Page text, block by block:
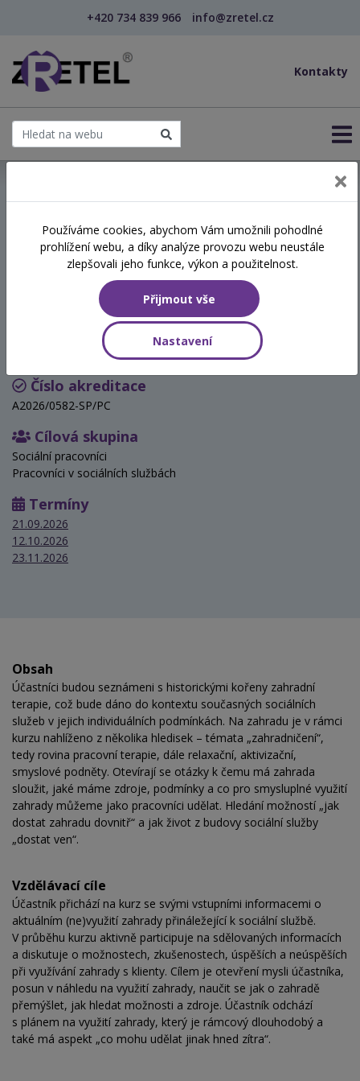
+420 734 839 966 info@zretel.cz
Kontakty
Využití zahrady při práci s
uživateli sociálních služeb
Hodinová dotace
8 vyučovacích hodin
Číslo akreditace
A2026/0582-SP/PC
Cílová skupina
Sociální pracovníci
Pracovníci v sociálních službách
Termíny
21.09.2026
12.10.2026
23.11.2026
Obsah
Účastníci budou seznámeni s historickými kořeny zahradní
terapie, což bude dáno do kontextu současných sociálních
služeb v jejich individuálních podmínkách. Na zahradu je v rámci
kurzu nahlíženo z několika hledisek – témata „zahradničení“,
tedy rovina pracovní terapie, dále relaxační, aktivizační,
smyslové podněty. Otevírají se otázky k čemu má zahrada
sloužit, jaké máme zdroje, podmínky a co pro smysluplné využití
zahrady můžeme jako pracovníci udělat. Hledání možností „jak
dostat zahradu dovnitř“ a jak život z budovy sociální služby
„dostat ven“.
Vzdělávací cíle
Účastník přichází na kurz se svými vstupními informacemi o
aktuálním (ne)využití zahrady přináležející k sociální službě.
V průběhu kurzu aktivně participuje na sdělovaných informacích
a diskutuje o možnostech, zkušenostech, úspěších a neúspěších
při využívání zahrady s klienty. Cílem je otevření mysli účastníka,
posun v náhledu na využití zahrady, naučit se jak o zahradě
přemýšlet, jak hledat možnosti a zdroje. Účastník odchází
s plánem na využití zahrady, který je rámcový dlouhodobý a
také má aspekt „co mohu udělat jinak hned zítra“.
Používáme cookies, abychom Vám umožnili pohodlné
prohlížení webu, a díky analýze provozu webu neustále
zlepšovali jeho funkce, výkon a použitelnost.
Přijmout vše
Nastavení